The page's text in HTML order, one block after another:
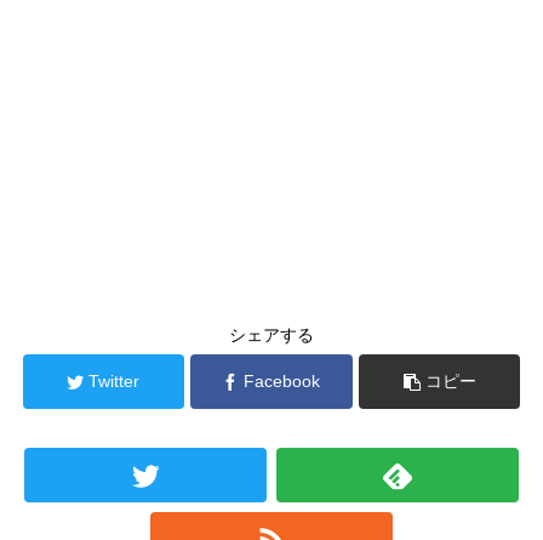
シェアする
Twitter Facebook コピー